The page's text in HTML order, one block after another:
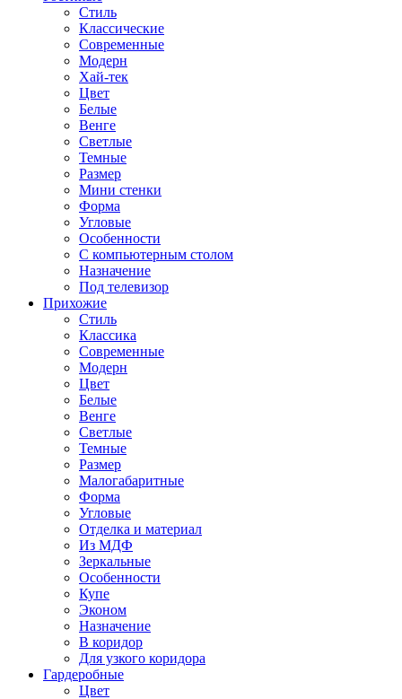
Стиль
Классические
Современные
Модерн
Хай-тек
Цвет
Белые
Венге
Светлые
Темные
Размер
Мини стенки
Форма
Угловые
Особенности
С компьютерным столом
Назначение
Под телевизор
Прихожие
Стиль
Классика
Современные
Модерн
Цвет
Белые
Венге
Светлые
Темные
Размер
Малогабаритные
Форма
Угловые
Отделка и материал
Из МДФ
Зеркальные
Особенности
Купе
Эконом
Назначение
В коридор
Для узкого коридора
Гардеробные
Цвет